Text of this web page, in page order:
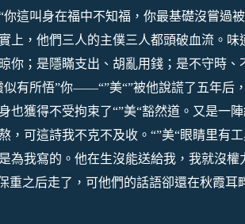
你這叫身在福中不知福，你最基礎沒嘗過
上，他們三人的主僕三人都頭破血流。味
晾你；是隱瞞支出、胡亂用錢；是不守時
有所悟”你——“”美“”被他說謊了五年后
也獲得不受拘束了“”美“豁然道。 又是一
，可這詩我不克不及收。“”美“眼睛里有
為我寫的。他在生沒能送給我，我就沒
重之后走了，可他們的話語卻還在秋霞耳